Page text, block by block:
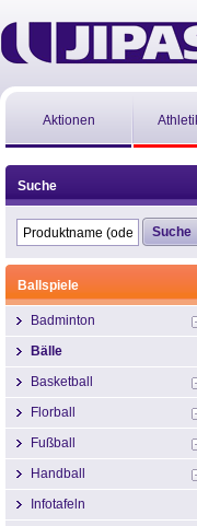
Aktionen
Suche
Ballspiele
Badminton
Bälle
Basketball
Florball
Fußball
Handball
Infotafeln